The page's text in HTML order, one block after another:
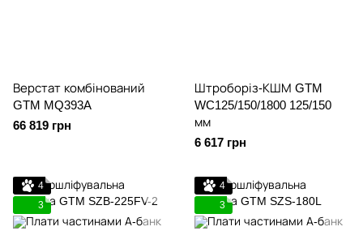
Верстат комбінований
GTM MQ393A
66 819 грн
Штроборіз-КШМ GTM
WC125/150/1800 125/150
мм
6 617 грн
4
3
4
3